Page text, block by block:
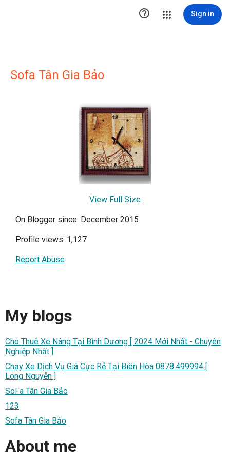
 Sign in
Sofa Tân Gia Bảo
View Full Size
On Blogger since: December 2015
Profile views: 1,127
Report Abuse
My blogs
Cho Thuê Xe Nâng Tại Bình Dương [ 2024 Mới Nhất - Chuyên
Nghiệp Nhất ]
Chạy Xe Dịch Vụ Giá Cực Rẻ Tại Biên Hòa 0878.499994 [
Long Nguyễn ]
SoFa Tân Gia Bảo
123
Sofa Tân Gia Bảo
About me